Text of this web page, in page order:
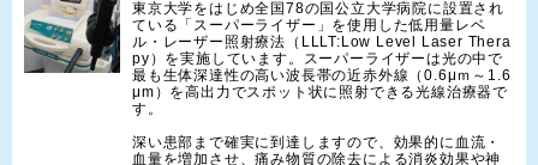
東京大学をはじめ全国78の国公立大学病院に設置され
ている「スーパーライザー」を使用した低用量レベ
ル・レーザー照射療法（LLLT:Low Level Laser Thera
py）を実施しています。スーパーライザーは光の中で
最も生体深達性の高い波長帯の近赤外線（0.6μｍ～1.6
μm）を高出力でスポット状に照射できる光線治療器で
す。
深い患部まで確実に到達しますので、効果的に血流・
血量を増加させ、痛み物質の除去による消炎効果や神